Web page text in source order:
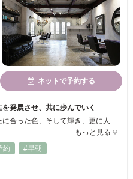
ネットで予約する
発展させ、共に歩んでいく
もっと見る
約
#早朝